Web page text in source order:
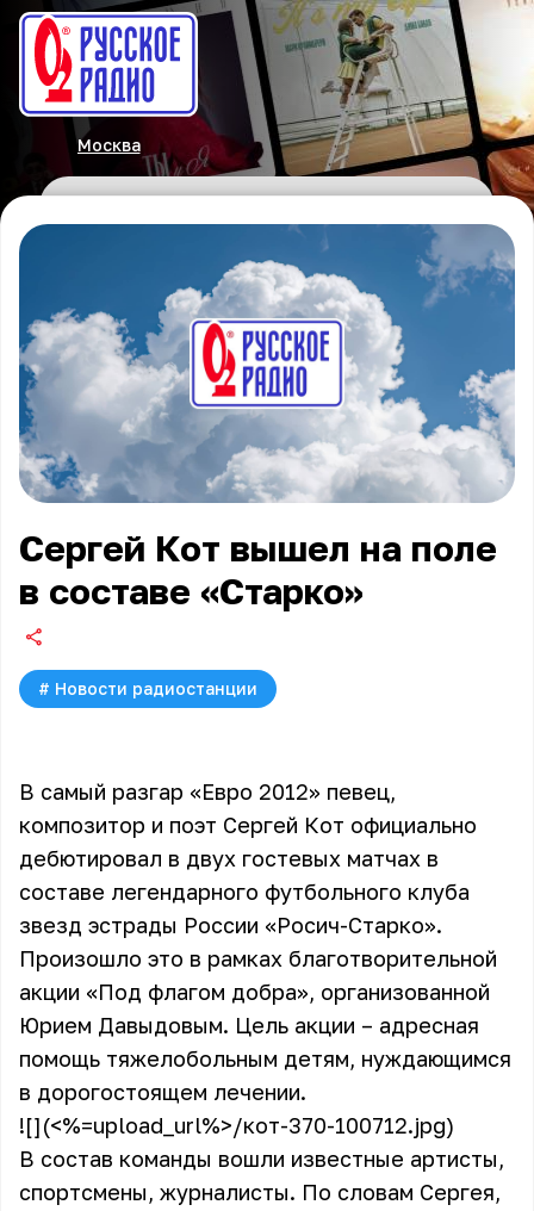
Москва
Сергей Кот вышел на поле
в составе «Старко»
# Новости радиостанции
В самый разгар «Евро 2012» певец,
композитор и поэт Сергей Кот официально
дебютировал в двух гостевых матчах в
составе легендарного футбольного клуба
звезд эстрады России «Росич-Старко».
Произошло это в рамках благотворительной
акции «Под флагом добра», организованной
Юрием Давыдовым. Цель акции – адресная
помощь тяжелобольным детям, нуждающимся
в дорогостоящем лечении.
![](<%=upload_url%>/кот-370-100712.jpg)
В состав команды вошли известные артисты,
спортсмены, журналисты. По словам Сергея,